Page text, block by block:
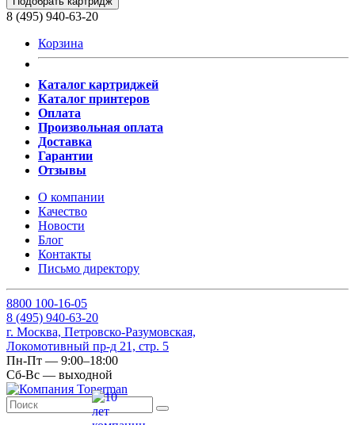
8 (495) 940-63-20
Корзина
Каталог картриджей
Каталог принтеров
Оплата
Произвольная оплата
Доставка
Гарантии
Отзывы
О компании
Качество
Новости
Блог
Контакты
Письмо директору
8800 100-16-05
8 (495) 940-63-20
г. Москва, Петровско-Разумовская,
Локомотивный пр-д 21, стр. 5
Пн-Пт — 9:00–18:00
Сб-Вс — выходной